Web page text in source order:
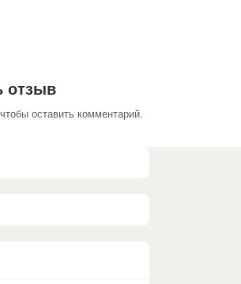
отзыв
чтобы оставить комментарий.